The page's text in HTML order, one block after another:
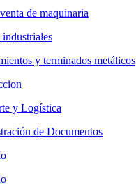
de maquinaria
industriales
y terminados metálicos
y Logística
de Documentos